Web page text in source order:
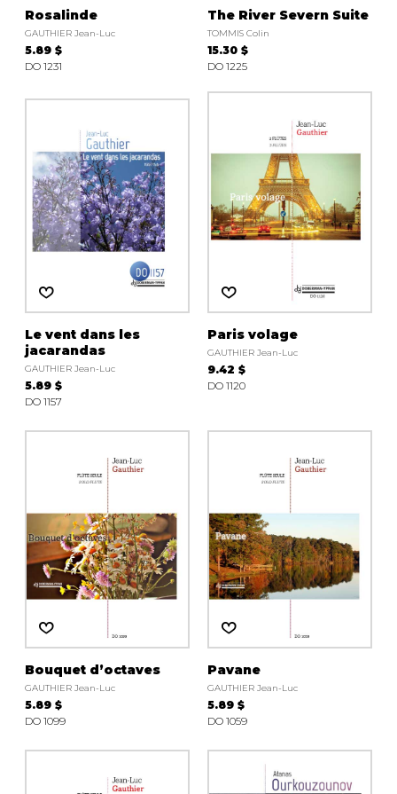
Rosalinde
GAUTHIER Jean-Luc
5.89 $
DO 1231
The River Severn Suite
TOMMIS Colin
15.30 $
DO 1225
Le vent dans les
jacarandas
GAUTHIER Jean-Luc
5.89 $
DO 1157
Paris volage
GAUTHIER Jean-Luc
9.42 $
DO 1120
Bouquet d’octaves
GAUTHIER Jean-Luc
5.89 $
DO 1099
Pavane
GAUTHIER Jean-Luc
5.89 $
DO 1059